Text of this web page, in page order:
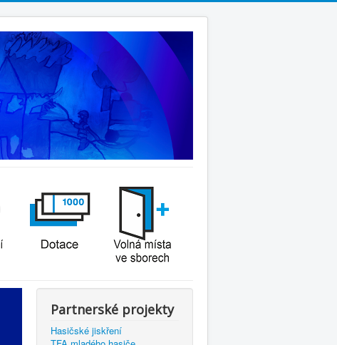
Partnerské projekty
Hasičské jiskření